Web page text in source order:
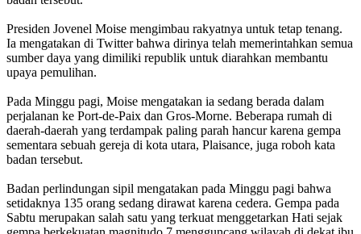
Presiden Jovenel Moise mengimbau rakyatnya untuk tetap tenang.
Ia mengatakan di Twitter bahwa dirinya telah memerintahkan semua
sumber daya yang dimiliki republik untuk diarahkan membantu
upaya pemulihan.
Pada Minggu pagi, Moise mengatakan ia sedang berada dalam
perjalanan ke Port-de-Paix dan Gros-Morne. Beberapa rumah di
daerah-daerah yang terdampak paling parah hancur karena gempa
sementara sebuah gereja di kota utara, Plaisance, juga roboh kata
badan tersebut.
Badan perlindungan sipil mengatakan pada Minggu pagi bahwa
setidaknya 135 orang sedang dirawat karena cedera. Gempa pada
Sabtu merupakan salah satu yang terkuat menggetarkan Hati sejak